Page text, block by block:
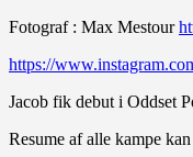
Fotograf : Max Mestour
https://
Jacob fik debut i Oddset
Resume af alle kampe kan